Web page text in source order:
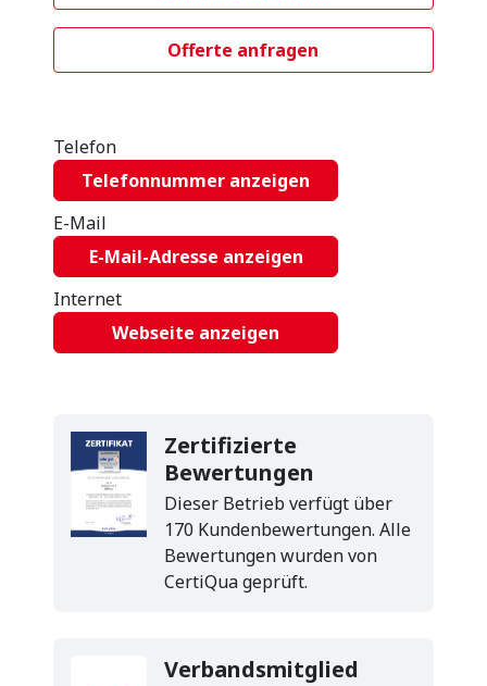
Offerte anfragen
Telefon
Telefonnummer anzeigen
E-Mail
E-Mail-Adresse anzeigen
Internet
Webseite anzeigen
Zertifizierte
Bewertungen
Dieser Betrieb verfügt über
170 Kundenbewertungen. Alle
Bewertungen wurden von
CertiQua geprüft.
Verbandsmitglied